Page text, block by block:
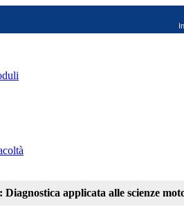
: Diagnostica applicata alle scienze